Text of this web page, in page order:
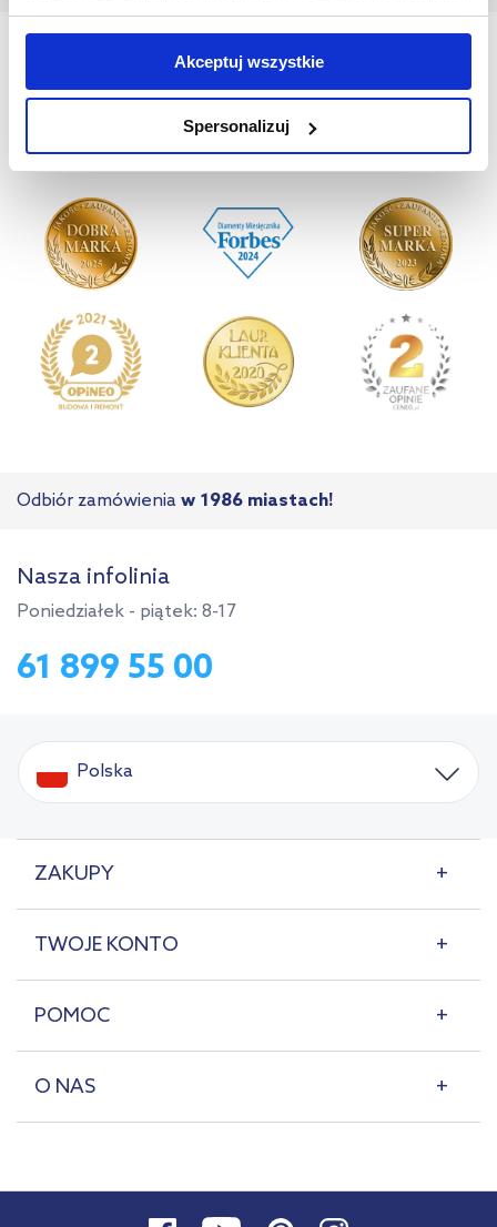
użytkowników zewnętrznych, a także nasi partnerzy reklamowi.
jednak, że zablokowane niektóre pliki cookie mogą mieć wpływ
na sposób dostarczania treści niedostosowanych do potrzeb
kliknij „Ustawienia plików cookie”.Jeśli chcesz uzyskać więcej
informacji na temat plików cookie i tego, dlaczego ich przepisy,
przejdź do zakładek „Informacje o plikach cookie”.
Akceptuj wszystkie
Spersonalizuj
Sklep z wyposażeniem łazieneknr 1 w Polsce!
Odbiór zamówienia w 1986 miastach!
Nasza infolinia
Poniedziałek - piątek: 8-17
61 899 55 00
Polska
ZAKUPY
TWOJE KONTO
POMOC
O NAS